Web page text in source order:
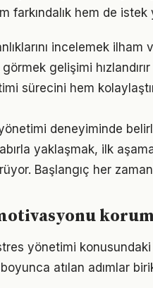
farkındalık hem de istek
incelemek
gelişimi hızlandırır
sürecini hem
deneyiminde
yaklaşmak, ilk
Başlangıç her zaman
yönetimi konusundaki
atılan adımlar